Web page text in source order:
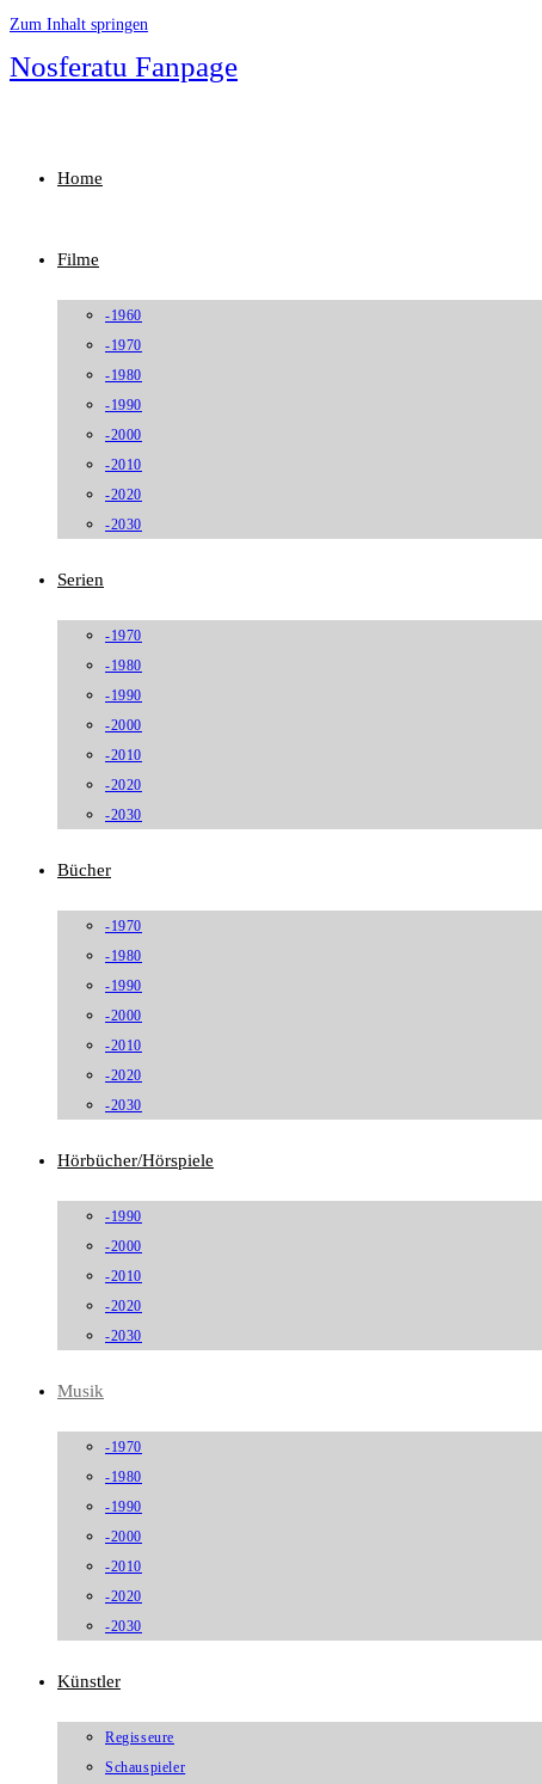
Zum Inhalt springen
Nosferatu Fanpage
Home
Filme
-1960
-1970
-1980
-1990
-2000
-2010
-2020
-2030
Serien
-1970
-1980
-1990
-2000
-2010
-2020
-2030
Bücher
-1970
-1980
-1990
-2000
-2010
-2020
-2030
Hörbücher/Hörspiele
-1990
-2000
-2010
-2020
-2030
Musik
-1970
-1980
-1990
-2000
-2010
-2020
-2030
Künstler
Regisseure
Schauspieler